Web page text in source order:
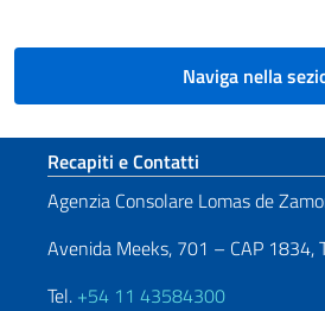
Naviga nella
Sezione footer
Recapiti e Contatti
Agenzia Consolare Lomas de
Avenida Meeks, 701 – CAP 1834,
Tel. +54 11 43584300